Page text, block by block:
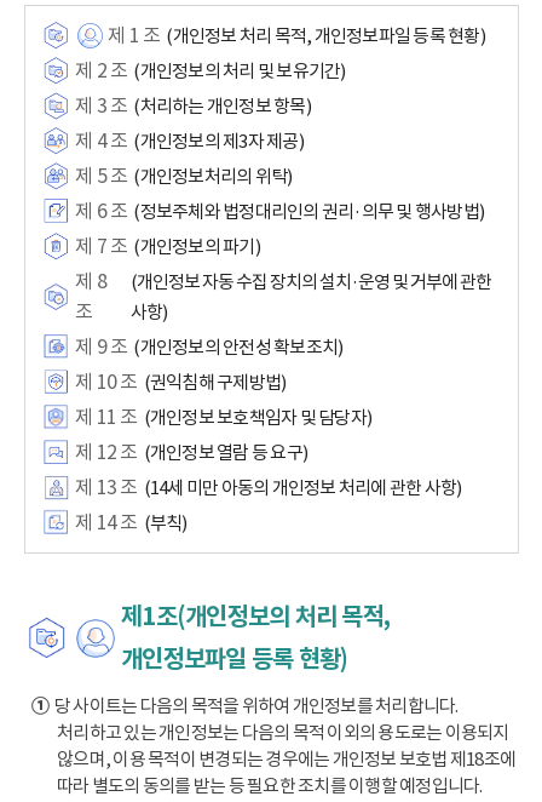
제 1 조 (개인정보 처리 목적, 개인정보파일 등록 현황)
제 2 조 (개인정보의 처리 및 보유기간)
제 3 조 (처리하는 개인정보 항목)
제 4 조 (개인정보의 제3자 제공)
제 5 조 (개인정보처리의 위탁)
제 6 조 (정보주체와 법정대리인의 권리·의무 및 행사방법)
제 7 조 (개인정보의 파기)
제 8
조
(개인정보 자동 수집 장치의 설치·운영 및 거부에 관한
사항)
제 9 조 (개인정보의 안전성 확보조치)
제 10 조 (권익침해 구제방법)
제 11 조 (개인정보 보호책임자 및 담당자)
제 12 조 (개인정보 열람 등 요구)
제 13 조 (14세 미만 아동의 개인정보 처리에 관한 사항)
제 14 조 (부칙)
제1조(개인정보의 처리 목적,
개인정보파일 등록 현황)
①당 사이트는 다음의 목적을 위하여 개인정보를 처리합니다.
처리하고 있는 개인정보는 다음의 목적 이외의 용도로는 이용되지
않으며, 이용 목적이 변경되는 경우에는 개인정보 보호법 제18조에
따라 별도의 동의를 받는 등 필요한 조치를 이행할 예정입니다.